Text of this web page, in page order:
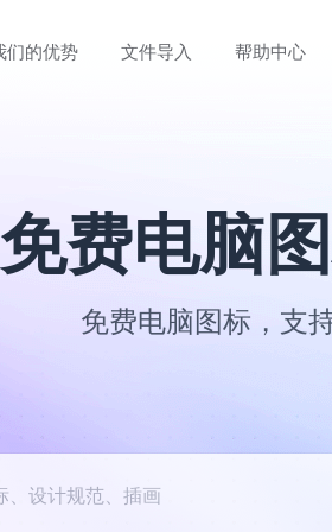
们的优势 文件导入 帮助中心
免费电脑
免费电脑图标，支